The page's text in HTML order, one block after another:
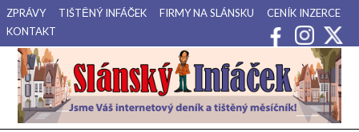
Přejdi
na
obsah
ZPRÁVY TIŠTĚNÝ INFÁČEK FIRMY NA SLÁNSKU
CENÍK INZERCE
KONTAKT
Slánský Infáček
Váš internetový deník a tištěný měsíčník pro Slánsko, Kladensko
a Lounsko.